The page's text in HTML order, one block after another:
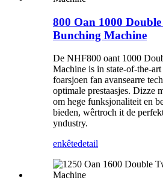
800 Oan 1000
Bunching Machine
De NHF800 oant 1000
Machine is in state-of-the-
foarsjoen fan avansearre
optimale prestaasjes. Dizze
om hege funksjonaliteit en
bieden, wêrtroch it de
yndustry.
enkêtedetail